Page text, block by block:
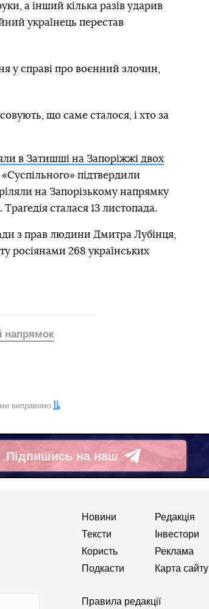
а інший кілька разів ударив
українець перестав
у справі про воєнний злочин,
що саме сталося, і хто за
в Затишші на Запоріжжі двох
підтвердили
на Запорізькому напрямку
сталася 13 листопада.
з прав людини Дмитра Лубінця,
росіянами 268 українських
напрямок
виправимо
Підпишись на наш
Telegram
Новини
Тексти
Користь
Подкасти
Редакція
Інвестори
Реклама
Карта сайту
Правила редакції